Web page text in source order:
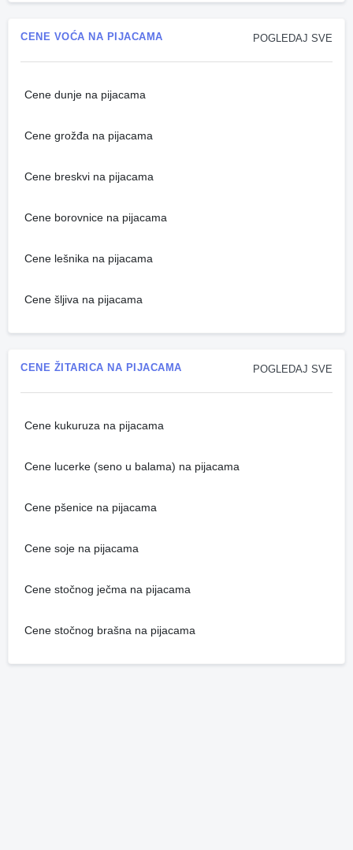
POGLEDAJ SVE
CENE VOĆA NA PIJACAMA
Cene dunje na pijacama
Cene grožđa na pijacama
Cene breskvi na pijacama
Cene borovnice na pijacama
Cene lešnika na pijacama
Cene šljiva na pijacama
POGLEDAJ SVE
CENE ŽITARICA NA PIJACAMA
Cene kukuruza na pijacama
Cene lucerke (seno u balama) na pijacama
Cene pšenice na pijacama
Cene soje na pijacama
Cene stočnog ječma na pijacama
Cene stočnog brašna na pijacama